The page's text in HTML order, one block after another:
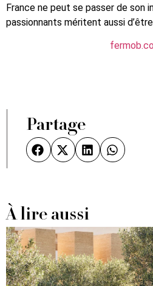
France ne peut se passer de son
passionnants méritent aussi
Partage
À lire aussi